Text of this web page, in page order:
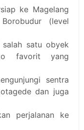
ke Magelang
(level
salah satu obyek
favorit yang
sentra
dan juga
perjalanan ke